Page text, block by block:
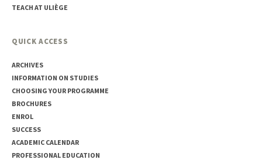
TEACH AT ULIÈGE
QUICK ACCESS
ARCHIVES
INFORMATION ON STUDIES
CHOOSING YOUR PROGRAMME
BROCHURES
ENROL
SUCCESS
ACADEMIC CALENDAR
PROFESSIONAL EDUCATION